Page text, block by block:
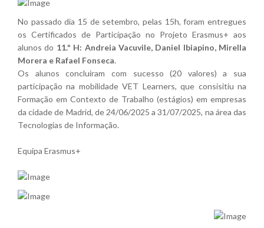
No passado dia 15 de setembro, pelas 15h, foram entregues
os Certificados de Participação no Projeto Erasmus+ aos
alunos do 11.º H: Andreia Vacuvile, Daniel Ibiapino, Mirella
Morera e Rafael Fonseca.
Os alunos concluiram com sucesso (20 valores) a sua
participação na mobilidade VET Learners, que consisitiu na
Formação em Contexto de Trabalho (estágios) em empresas
da cidade de Madrid, de 24/06/2025 a 31/07/2025, na área das
Tecnologias de Informação.
Equipa Erasmus+